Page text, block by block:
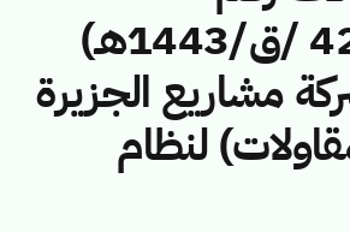
(42744882 /ق/1443هـ)
مشاريع الجزيرة
لنظام